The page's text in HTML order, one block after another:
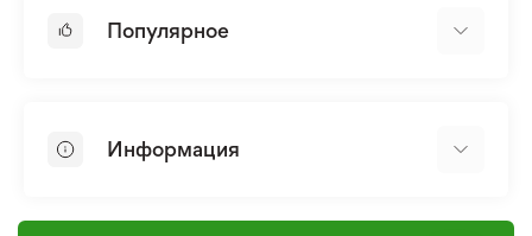
Популярное
Лилия
Семена
Информация